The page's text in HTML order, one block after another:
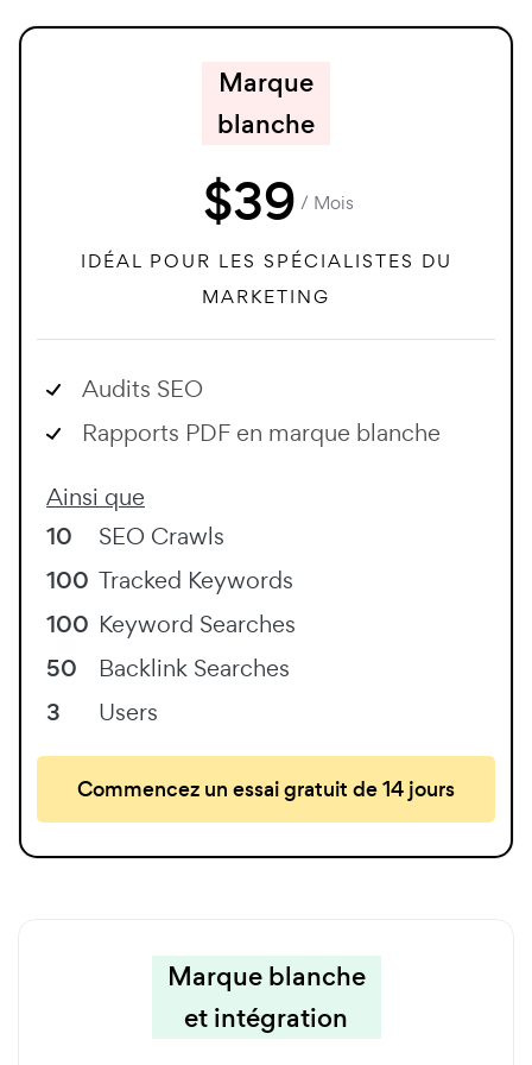
Marque
blanche
$39 / Mois
IDÉAL POUR LES SPÉCIALISTES DU
MARKETING
Audits SEO
Rapports PDF en marque blanche
Ainsi que
10 SEO Crawls
100 Tracked Keywords
100 Keyword Searches
50 Backlink Searches
3 Users
Commencez un essai gratuit de 14 jours
Marque blanche
et intégration